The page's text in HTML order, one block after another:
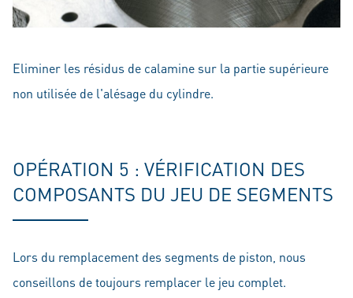
Eliminer les résidus de calamine sur la partie supérieure
non utilisée de l'alésage du cylindre.
OPÉRATION 5 : VÉRIFICATION DES
COMPOSANTS DU JEU DE SEGMENTS
Lors du remplacement des segments de piston, nous
conseillons de toujours remplacer le jeu complet.